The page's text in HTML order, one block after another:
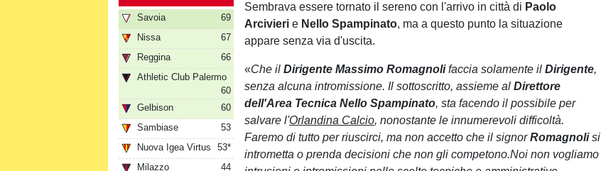
Savoia
69
Nissa
67
Reggina
66
Athletic Club Palermo
60
Gelbison
60
Sambiase
53
Nuova Igea Virtus
53*
Milazzo
44
Sembrava essere tornato il sereno con l'arrivo in città di Paolo
Arcivieri e Nello Spampinato, ma a questo punto la situazione
appare senza via d'uscita.
«Che ilDirigente Massimo Romagnolifaccia solamente ilDirigente,
senza alcuna intromissione. Il sottoscritto, assieme alDirettore
dell'Area Tecnica Nello Spampinato, sta facendo il possibile per
salvare l'Orlandina Calcio, nonostante le innumerevoli difficoltà.
Faremo di tutto per riuscirci, ma non accetto che il signorRomagnolisi
intrometta o prenda decisioni che non gli competono.Noi non vogliamo